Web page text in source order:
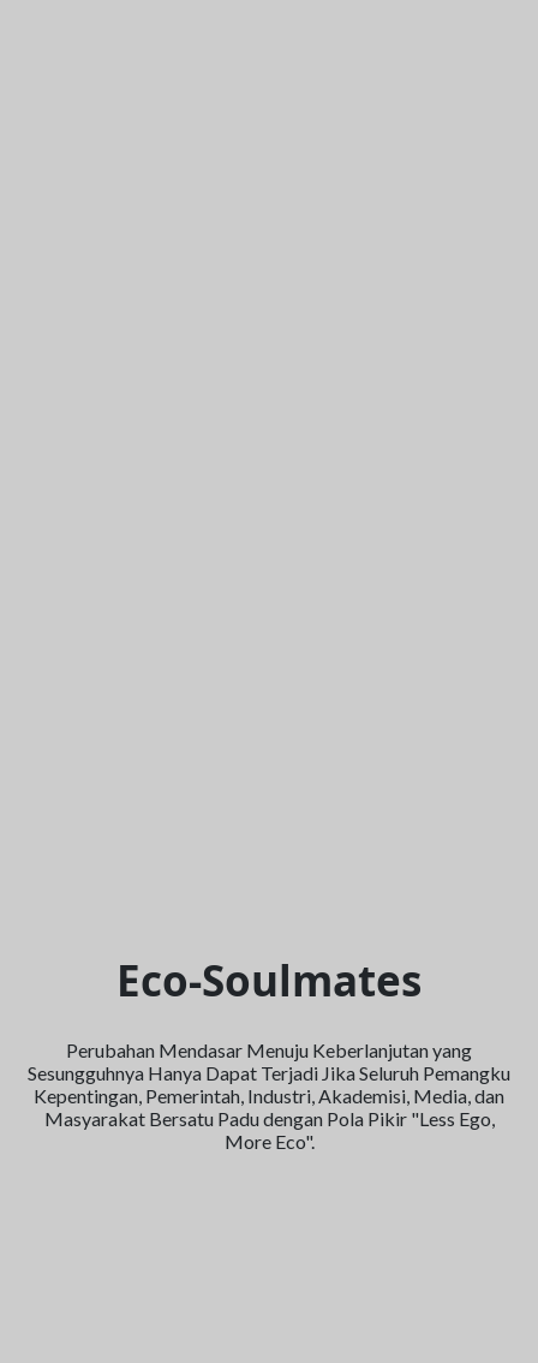
Eco-Soulmates
Perubahan Mendasar Menuju Keberlanjutan yang
Sesungguhnya Hanya Dapat Terjadi Jika Seluruh Pemangku
Kepentingan, Pemerintah, Industri, Akademisi, Media, dan
Masyarakat Bersatu Padu dengan Pola Pikir "Less Ego,
More Eco".